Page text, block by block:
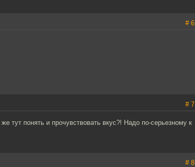
# 6
# 7
тут понять и прочувствовать вкус?! Надо по-серьезному к
# 8